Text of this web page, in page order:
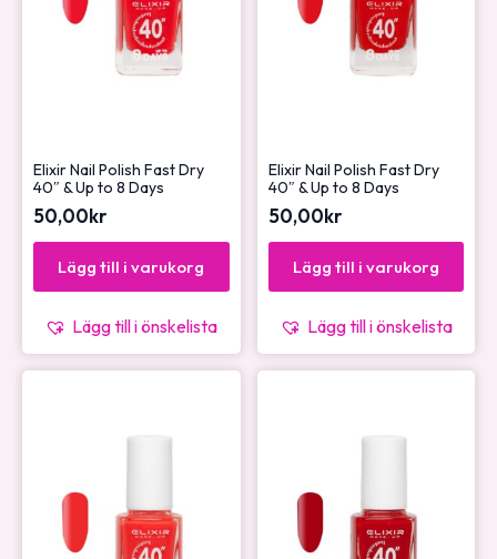
Elixir Nail Polish Fast Dry
40″ & Up to 8 Days
50,00kr
Lägg till i varukorg
Lägg till i önskelista
Elixir Nail Polish Fast Dry
40″ & Up to 8 Days
50,00kr
Lägg till i varukorg
Lägg till i önskelista